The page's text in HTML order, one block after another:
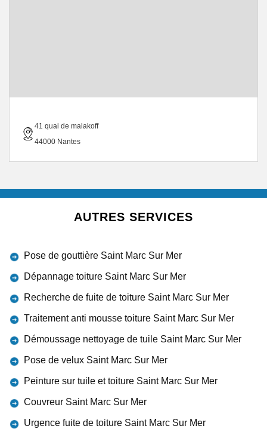
41 quai de malakoff
44000 Nantes
AUTRES SERVICES
Pose de gouttière Saint Marc Sur Mer
Dépannage toiture Saint Marc Sur Mer
Recherche de fuite de toiture Saint Marc Sur Mer
Traitement anti mousse toiture Saint Marc Sur Mer
Démoussage nettoyage de tuile Saint Marc Sur Mer
Pose de velux Saint Marc Sur Mer
Peinture sur tuile et toiture Saint Marc Sur Mer
Couvreur Saint Marc Sur Mer
Urgence fuite de toiture Saint Marc Sur Mer